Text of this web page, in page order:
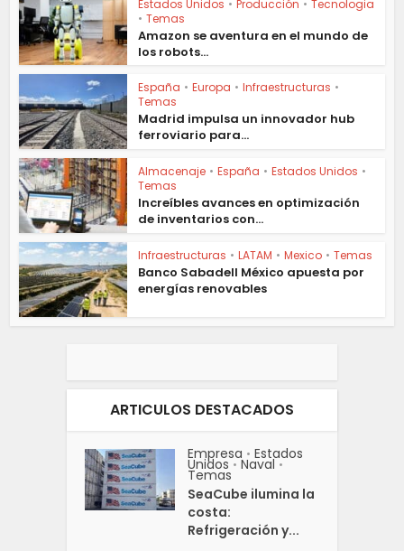
Estados Unidos • Producción • Tecnologia
• Temas
Amazon se aventura en el mundo de
los robots...
España • Europa • Infraestructuras •
Temas
Madrid impulsa un innovador hub
ferroviario para...
Almacenaje • España • Estados Unidos •
Temas
Increíbles avances en optimización
de inventarios con...
Infraestructuras • LATAM • Mexico • Temas
Banco Sabadell México apuesta por
energías renovables
ARTICULOS DESTACADOS
Empresa • Estados
Unidos • Naval •
Temas
SeaCube ilumina la
costa:
Refrigeración y...